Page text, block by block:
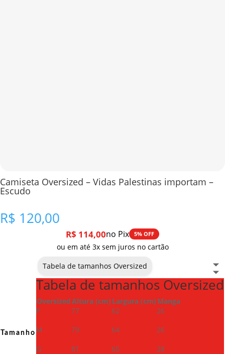
Camiseta Oversized – Vidas Palestinas importam –
Escudo
R$ 120,00
R$ 114,00no Pix 5% OFF
ou em até 3x sem juros no cartão
Tamanho
Tabela de tamanhos Oversized
Tabela de tamanhos Oversized
OversizedAltura (cm) Largura (cm) Manga
P
77 62
26
M
79 64
26
G
81 65
28